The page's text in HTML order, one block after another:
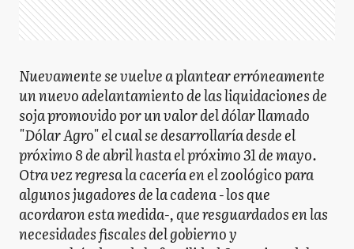
Nuevamente se vuelve a plantear erróneamente
un nuevo adelantamiento de las liquidaciones de
soja promovido por un valor del dólar llamado
"Dólar Agro" el cual se desarrollaría desde el
próximo 8 de abril hasta el próximo 31 de mayo.
Otra vez regresa la cacería en el zoológico para
algunos jugadores de la cadena - los que
acordaron esta medida-, que resguardados en las
necesidades fiscales del gobierno y